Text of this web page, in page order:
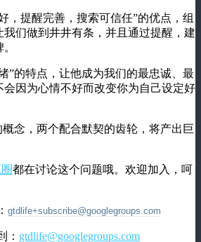
，提醒完善，搜索可信任”的优点，组
们做到井井有条，并且通过提醒，建
”的特点，让他成为我们的最忠诚、最
因为心情不好而改变你为自己设定好
念，两个配合默契的齿轮，将产出巨
都在讨论这个问题哦。欢迎加入，呵
gtdlife+subscribe@googlegroups.com
： gtdlife@googlegroups.com